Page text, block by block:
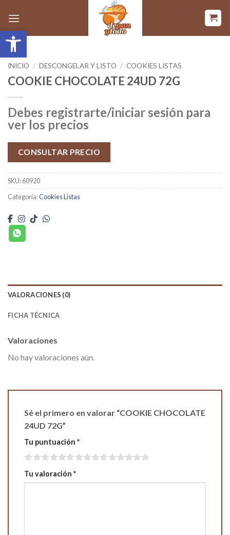
Abrir barra de herramientas
contenido
INICIO / DESCONGELAR Y LISTO / COOKIES LISTAS
COOKIE CHOCOLATE 24UD 72G
Debes registrarte/iniciar sesión para
ver los precios
CONSULTAR PRECIO
SKU:60920
Categoría:Cookies Listas
VALORACIONES (0)
FICHA TÉCNICA
Valoraciones
No hay valoraciones aún.
Sé el primero en valorar “COOKIE CHOCOLATE
24UD 72G”
Tu puntuación *
Tu valoración *